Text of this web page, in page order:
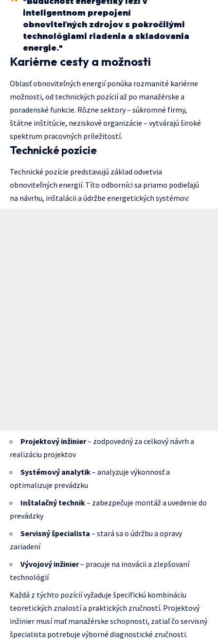
inteligentnom prepojení
obnoviteľných zdrojov s pokročilými
technológiami riadenia a skladovania
energie."
Kariérne cesty a možnosti
Oblasť obnoviteľných energií ponúka rozmanité kariérne
možnosti, od technických pozícií až po manažérske a
poradenské funkcie. Rôzne sektory – súkromné firmy,
štátne inštitúcie, neziskové organizácie – vytvárajú široké
spektrum pracovných príležitostí.
Technické pozície
Technické pozície predstavujú základ odvetvia
obnoviteľných energií. Títo odborníci sa priamo podieľajú
na návrhu, inštalácii a údržbe energetických systémov:
Projektový inžinier– zodpovedný za celkový návrh a
realizáciu projektov
Systémový analytik– analyzuje výkonnosť a
optimalizuje prevádzku
Inštalačný technik– zabezpečuje montáž a uvedenie do
prevádzky
Servisný špecialista – stará sa o údržbu a opravy
zariadení
Vývojový inžinier– pracuje na inovácii a zlepšovaní
technológií
Každá z týchto pozícií vyžaduje špecifickú kombináciu
teoretických znalostí a praktických zručností. Projektový
inžinier musí mať manažérske schopnosti, zatiaľ čo servisný
špecialista potrebuje výborné diagnostické zručnosti.